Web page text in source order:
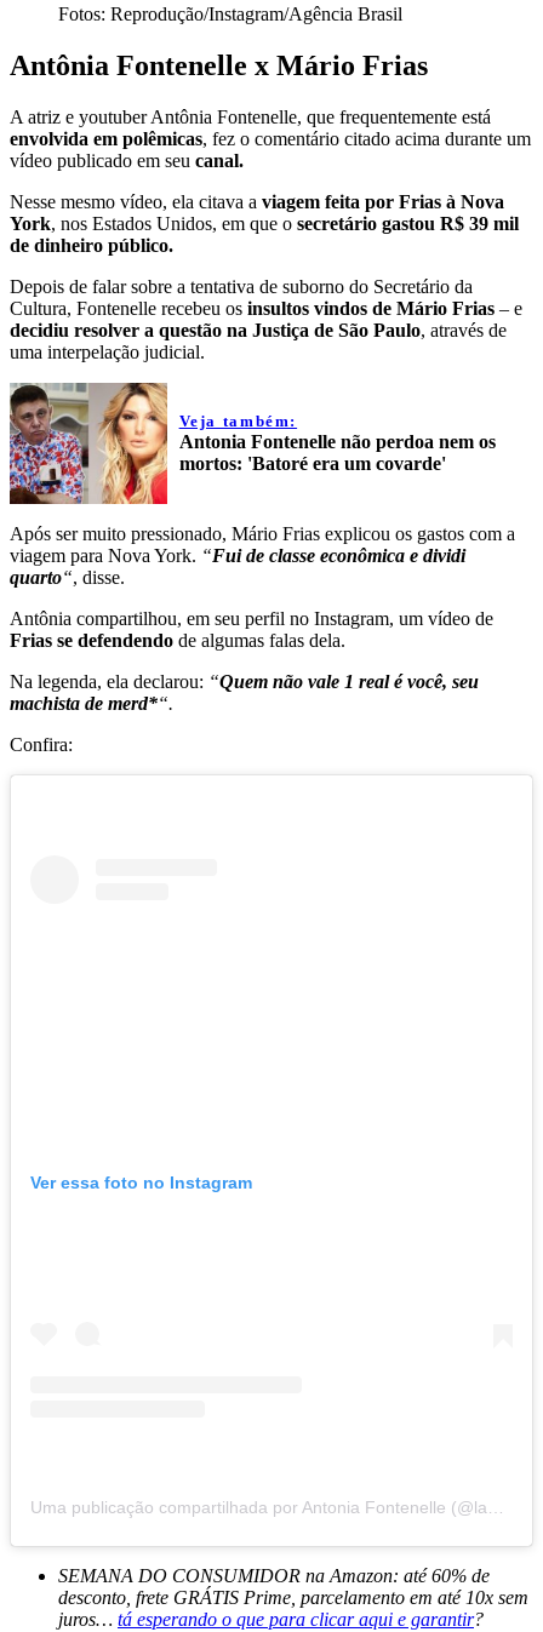
Fotos: Reprodução/Instagram/Agência Brasil
Antônia Fontenelle x Mário Frias
A atriz e youtuber Antônia Fontenelle, que frequentemente está
envolvida em polêmicas, fez o comentário citado acima durante um
vídeo publicado em seu canal.
Nesse mesmo vídeo, ela citava a viagem feita por Frias à Nova
York, nos Estados Unidos, em que o secretário gastou R$ 39 mil
de dinheiro público.
Depois de falar sobre a tentativa de suborno do Secretário da
Cultura, Fontenelle recebeu os insultos vindos de Mário Frias – e
decidiu resolver a questão na Justiça de São Paulo, através de
uma interpelação judicial.
Veja também:
Antonia Fontenelle não perdoa nem os
mortos: 'Batoré era um covarde'
Após ser muito pressionado, Mário Frias explicou os gastos com a
viagem para Nova York. “Fui de classe econômica e dividi
quarto“, disse.
Antônia compartilhou, em seu perfil no Instagram, um vídeo de
Frias se defendendo de algumas falas dela.
Na legenda, ela declarou: “Quem não vale 1 real é você, seu
machista de merd*“.
Confira:
Ver essa foto no Instagram
SEMANA DO CONSUMIDOR na Amazon: até 60% de
desconto, frete GRÁTIS Prime, parcelamento em até 10x sem
juros… tá esperando o que para clicar aqui e garantir?